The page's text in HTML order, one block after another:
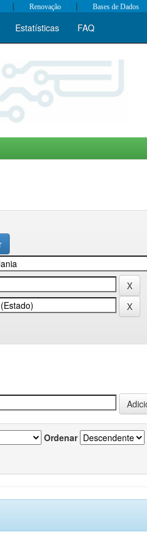
| Renovação | Bases de Dados
Estatísticas FAQ
Ordenar